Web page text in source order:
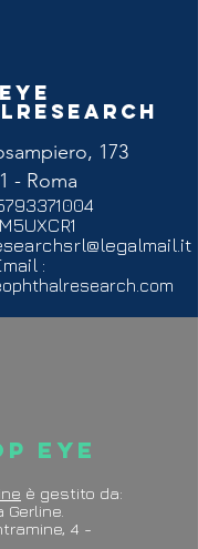
Eye
173
- Roma
:
Eye
è gestito da:
Gerline.
4 -